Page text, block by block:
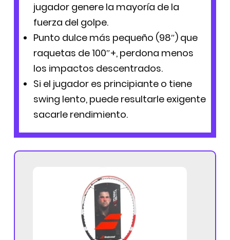
jugador genere la mayoría de la
fuerza del golpe.
Punto dulce más pequeño (98″) que
raquetas de 100″+, perdona menos
los impactos descentrados.
Si el jugador es principiante o tiene
swing lento, puede resultarle exigente
sacarle rendimiento.